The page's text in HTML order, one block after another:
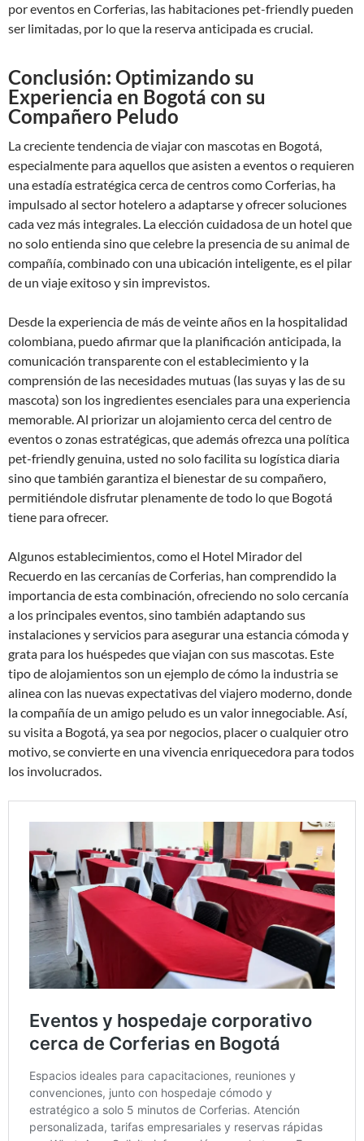
por eventos en Corferias, las habitaciones pet-friendly pueden
ser limitadas, por lo que la reserva anticipada es crucial.
Conclusión: Optimizando su
Experiencia en Bogotá con su
Compañero Peludo
La creciente tendencia de viajar con mascotas en Bogotá,
especialmente para aquellos que asisten a eventos o requieren
una estadía estratégica cerca de centros como Corferias, ha
impulsado al sector hotelero a adaptarse y ofrecer soluciones
cada vez más integrales. La elección cuidadosa de un hotel que
no solo entienda sino que celebre la presencia de su animal de
compañía, combinado con una ubicación inteligente, es el pilar
de un viaje exitoso y sin imprevistos.
Desde la experiencia de más de veinte años en la hospitalidad
colombiana, puedo afirmar que la planificación anticipada, la
comunicación transparente con el establecimiento y la
comprensión de las necesidades mutuas (las suyas y las de su
mascota) son los ingredientes esenciales para una experiencia
memorable. Al priorizar un alojamiento cerca del centro de
eventos o zonas estratégicas, que además ofrezca una política
pet-friendly genuina, usted no solo facilita su logística diaria
sino que también garantiza el bienestar de su compañero,
permitiéndole disfrutar plenamente de todo lo que Bogotá
tiene para ofrecer.
Algunos establecimientos, como el Hotel Mirador del
Recuerdo en las cercanías de Corferias, han comprendido la
importancia de esta combinación, ofreciendo no solo cercanía
a los principales eventos, sino también adaptando sus
instalaciones y servicios para asegurar una estancia cómoda y
grata para los huéspedes que viajan con sus mascotas. Este
tipo de alojamientos son un ejemplo de cómo la industria se
alinea con las nuevas expectativas del viajero moderno, donde
la compañía de un amigo peludo es un valor innegociable. Así,
su visita a Bogotá, ya sea por negocios, placer o cualquier otro
motivo, se convierte en una vivencia enriquecedora para todos
los involucrados.